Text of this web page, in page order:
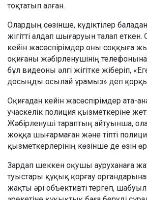
тоқтатып алған.
Олардың сөзінше, күдіктілер баладан
жігітті алдап шығаруын талап еткен.
кейін жасөспірімдер оны соққыға
оқиғаны жәбірленушінің телефонына
бұл видеоны әлгі жігітке жіберіп,
досыңды осылай ұрамыз» деп
Оқиғадан кейін жасөспірімдер ата-
учаскелік полиция қызметкеріне
Жәбірленуші тараптың айтуынша,
жоққа шығармаған және тіпті
қызметкерлерінің көзінше де өзін
Зардап шеккен оқушы ауруханаға
туыстары құқық қорғау
жақты әрі объективті тергеп,